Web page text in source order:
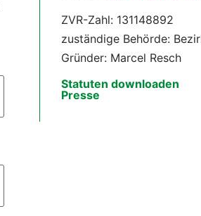
ZVR-Zahl: 131148892
zuständige Behörde:
Gründer: Marcel Resch
Statuten downloaden
Presse